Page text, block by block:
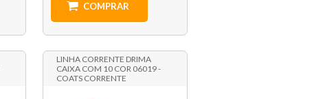
COMPRAR
LINHA CORRENTE DRIMA
CAIXA COM 10 COR 06019 -
COATS CORRENTE